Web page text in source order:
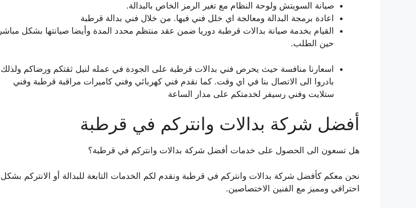
صيانة السويتش ولوحة النظام مع تغير الرمز الخاص بالبدالة.
اعادة برمجة البدالة ومعالجة اي خلل فني فيها. من خلال فني بدالة قرطبة
القيام بخدمة صيانة بدالات قرطبة دوريا ضمن عقد منتظم محدد المدة وأيضا صيانتها بشكل مباشر
حين الطلب.
اسعارنا منافسة حيث يحرص فني بدالات قرطبة على الجودة في عمله لنيل ثقتكم ورضاكم ولذلك
بادروا الى الاتصال بنا في اي وقت. كما نقدم فني كهربائي وفني كاميرات مراقبة قرطبة وفني
ستلايت وفني رسيفر لخدمتكم على مدار الساعة
أفضل شركة بدالات وانتركم في قرطبة
هل تسعون الى الحصول على خدمات أفضل شركة بدالات وانتركم في قرطبة؟
نحن معكم كأفضل شركة بدالات وانتركم في قرطبة ونقدم لكم الخدمات التابعة للبدالة أو الانتركم بشكل
احترافي ومميز مع الفنين الاختصاصين.